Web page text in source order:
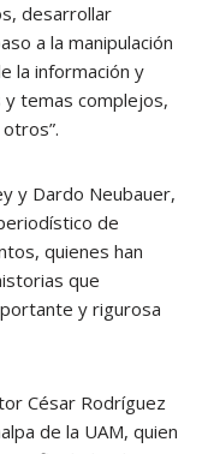
desarrollar
a la manipulación
la información y
temas complejos,
y Dardo Neubauer,
de
quienes han
que
y rigurosa
César Rodríguez
de la UAM, quien